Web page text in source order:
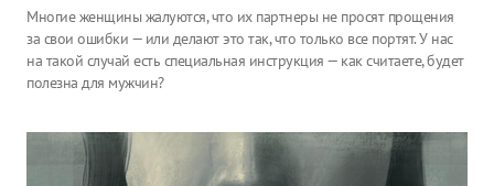
Многие женщины жалуются, что их партнеры не просят прощения
за свои ошибки — или делают это так, что только все портят. У нас
на такой случай есть специальная инструкция — как считаете, будет
полезна для мужчин?